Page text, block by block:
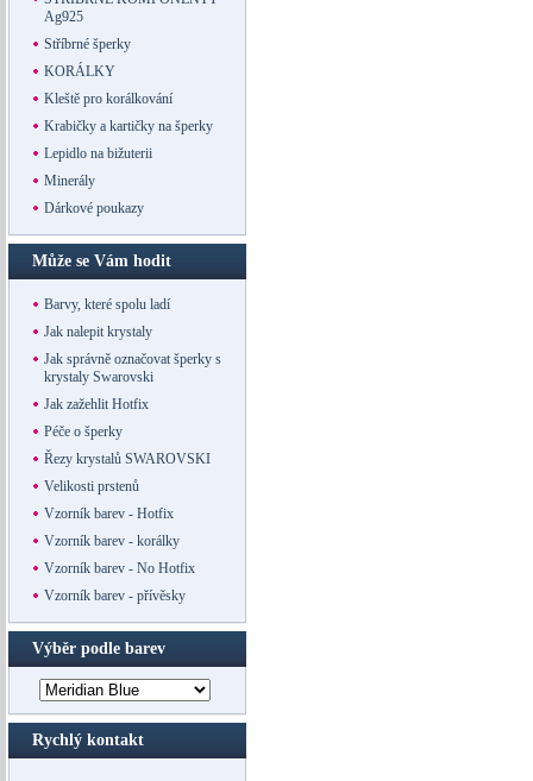
Ag925
Stříbrné šperky
KORÁLKY
Kleště pro korálkování
Krabičky a kartičky na šperky
Lepidlo na bižuterii
Minerály
Dárkové poukazy
Může se Vám hodit
Barvy, které spolu ladí
Jak nalepit krystaly
Jak správně označovat šperky s
krystaly Swarovski
Jak zažehlit Hotfix
Péče o šperky
Řezy krystalů SWAROVSKI
Velikosti prstenů
Vzorník barev - Hotfix
Vzorník barev - korálky
Vzorník barev - No Hotfix
Vzorník barev - přívěsky
Výběr podle barev
Rychlý kontakt